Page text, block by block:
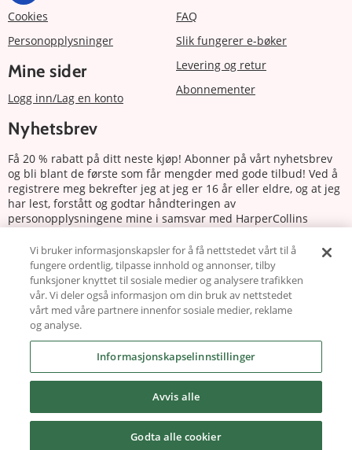
Cookies
Personopplysninger
Mine sider
Logg inn/Lag en konto
FAQ
Slik fungerer e-bøker
Levering og retur
Abonnementer
Nyhetsbrev
Få 20 % rabatt på ditt neste kjøp! Abonner på vårt nyhetsbrev
og bli blant de første som får mengder med gode tilbud! Ved å
registrere meg bekrefter jeg at jeg er 16 år eller eldre, og at jeg
har lest, forstått og godtar håndteringen av
personopplysningene mine i samsvar med HarperCollins
Abonnere
Følg oss
Copyright © 2026 harlequin.no
Powered by Carismar
Vi bruker informasjonskapsler for å få nettstedet vårt til å
fungere ordentlig, tilpasse innhold og annonser, tilby
funksjoner knyttet til sosiale medier og analysere trafikken
vår. Vi deler også informasjon om din bruk av nettstedet
vårt med våre partnere innenfor sosiale medier, reklame
og analyse.
Informasjonskapselinnstillinger
Avvis alle
Godta alle cookier